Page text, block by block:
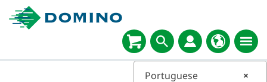
×
Portuguese